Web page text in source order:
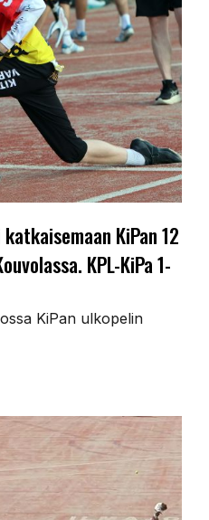
KiPan 12
KPL-KiPa 1-
KiPan ulkopelin